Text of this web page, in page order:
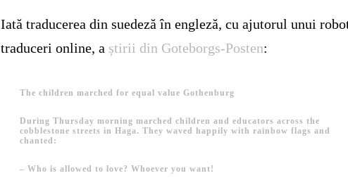
Iată traducerea din suedeză în engleză, cu ajutorul unui
traduceri online, a știrii din Goteborgs-Posten:
The children marched for equal valueGothenburg
During Thursday morning marched children and educators across the
cobblestone streets in Haga.They waved happily with rainbow flags and
chanted:
– Who is allowed to love?Whoever you want!